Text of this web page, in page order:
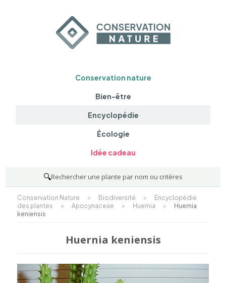
Conservation nature
Bien-être
Encyclopédie
Écologie
Idée cadeau
🔍Rechercher une plante par nom ou critères
Conservation Nature > Biodiversité >
Encyclopédie
des plantes
> Apocynaceae > Huernia >
Huernia
keniensis
Huernia keniensis